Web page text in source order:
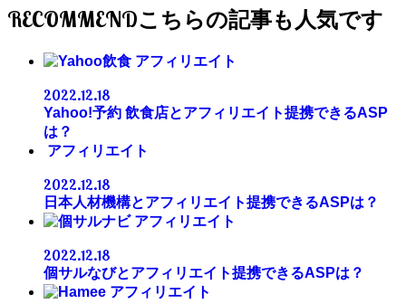
RECOMMEND
アフィリエイト
2022.12.18
Yahoo!予約 飲食店とアフィリエイト提携できるASP
は？
アフィリエイト
2022.12.18
日本人材機構とアフィリエイト提携できるASPは？
アフィリエイト
2022.12.18
個サルなびとアフィリエイト提携できるASPは？
アフィリエイト